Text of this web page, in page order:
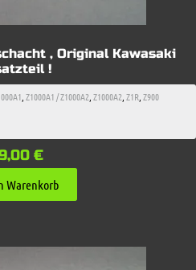
, Original Kawasaki
!
Z1000A1 / Z1000A2 Z1000A2 Z1R Z900
€
Warenkorb